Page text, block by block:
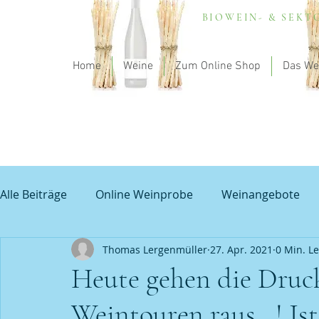
BIOWEIN- &
Home Weine Zum Online Shop Das
Alle Beiträge Online Weinprobe Weinangebote
Spargel und Wein Empfehlung - my theodorus
Unbenannte Kategorie Grauburgunder
Heute gehen die
Thomas Lergenmüller 27. Apr. 2021 0 Min.